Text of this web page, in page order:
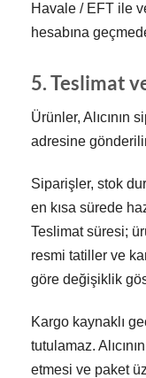
Havale / EFT ile
hesabına
5. Teslimat
Ürünler, Alıcının
adresine
Siparişler, stok
en kısa sürede
Teslimat süresi;
resmi tatiller ve
göre değişiklik
Kargo kaynaklı
tutulamaz.
etmesi ve paket